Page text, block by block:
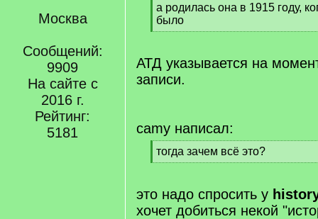
Москва
Сообщений:
9909
На сайте с
2016 г.
Рейтинг:
5181
[
q
]
а родилась она в 1915 году,
было
[
q
]
АТД указывается на
записи.
camy написал:
[
q
тогда зачем всё это?
[
q
]
это надо спросить у
хочет добиться некой